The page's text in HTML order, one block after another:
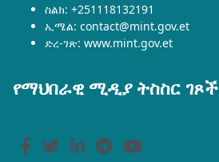
ስልክ: +251118132191
ኢሜል: contact@mint.gov.et
ድረ-ገጽ: www.mint.gov.et
የማህበራዊ ሚዲያ ትስስር ገጾች